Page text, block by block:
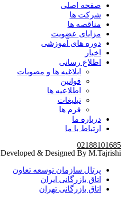
صفحه اصلی
شرکت ها
مناقصه ها
مزایای عضویت
دوره های آموزشی
اخبار
اطلاع رسانی
ابلاغیه ها و مصوبات
قوانین
اطلاعیه ها
تبلیغات
فرم ها
درباره ما
ارتباط با ما
02188101685
Developed & Designed By M.Tajrishi
پرتال سازمان توسعه تعاون
اتاق بازرگانی ایران
اتاق بازرگانی تهران